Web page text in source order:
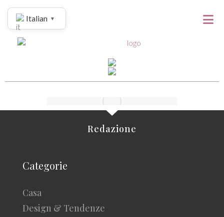
Redazione
Categorie
Casa
Design & Tendenze
Italian ▼